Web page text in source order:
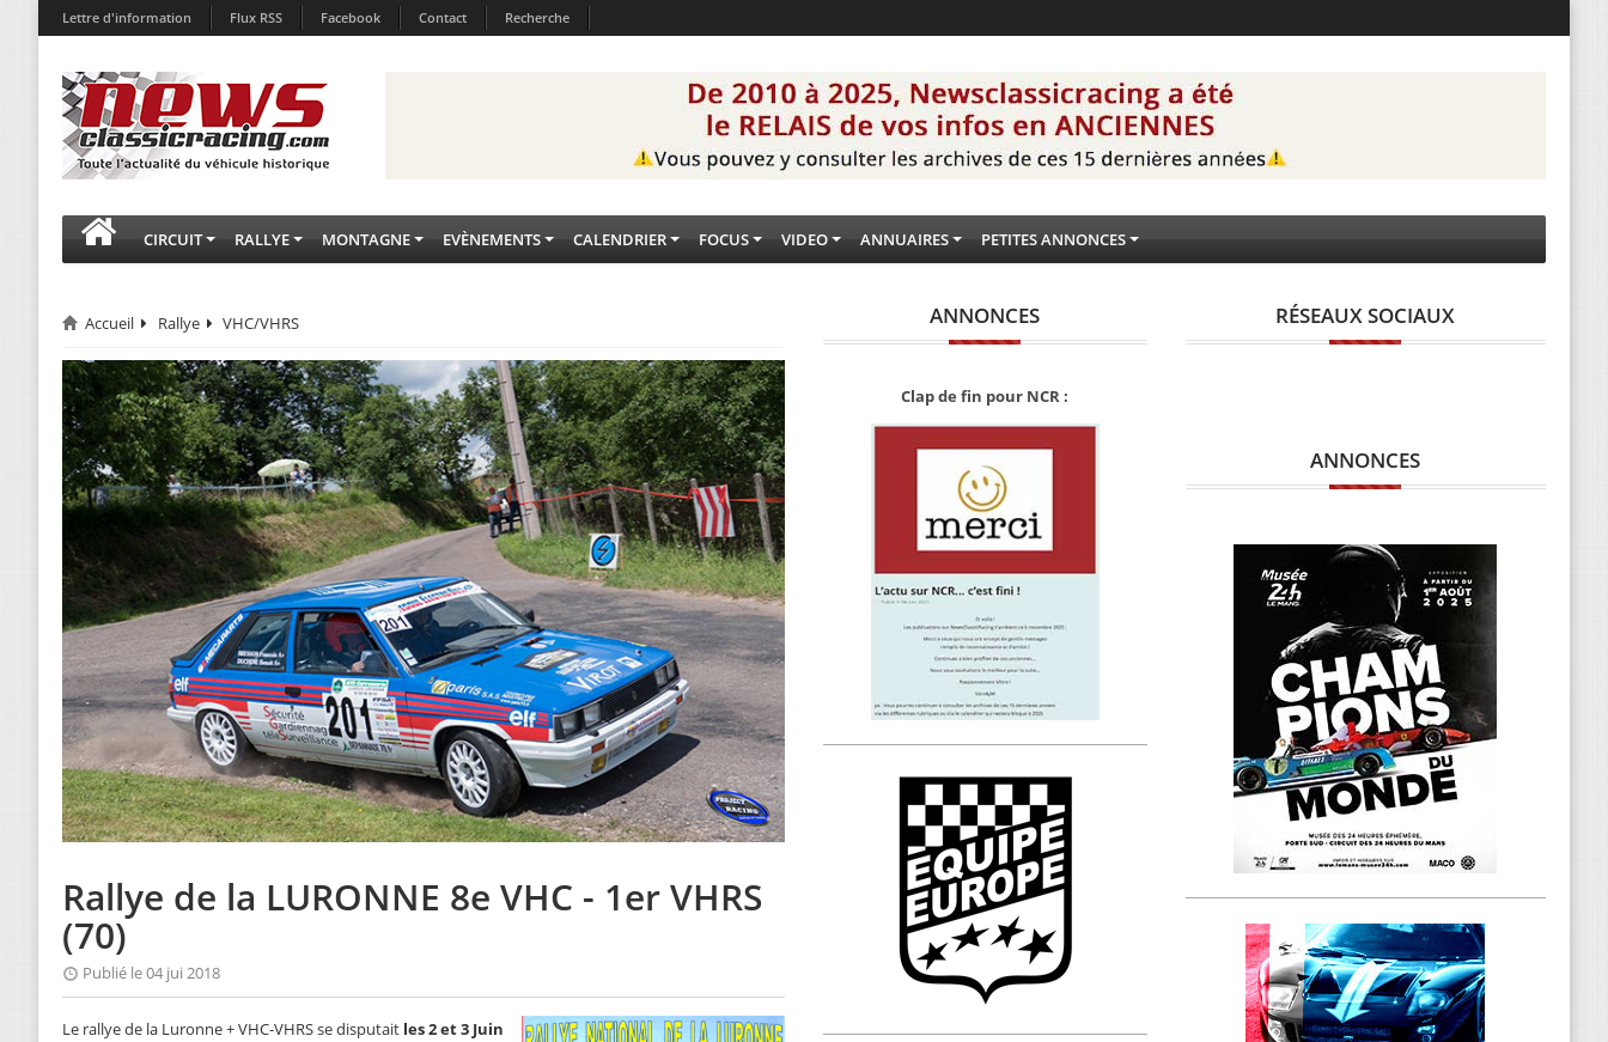
Lettre d'information Flux RSS Facebook Contact Recherche
CIRCUIT RALLYE MONTAGNE EVÈNEMENTS CALENDRIER FOCUS VIDEO ANNUAIRES PETITES ANNONCES
Accueil Rallye VHC/VHRS
Rallye de la LURONNE 8e VHC - 1er VHRS
(70)
Publié le 04 jui 2018
Le rallye de la Luronne + VHC-VHRS se disputait les 2 et 3 Juin
ANNONCES
Clap de fin pour NCR :
RÉSEAUX SOCIAUX
ANNONCES